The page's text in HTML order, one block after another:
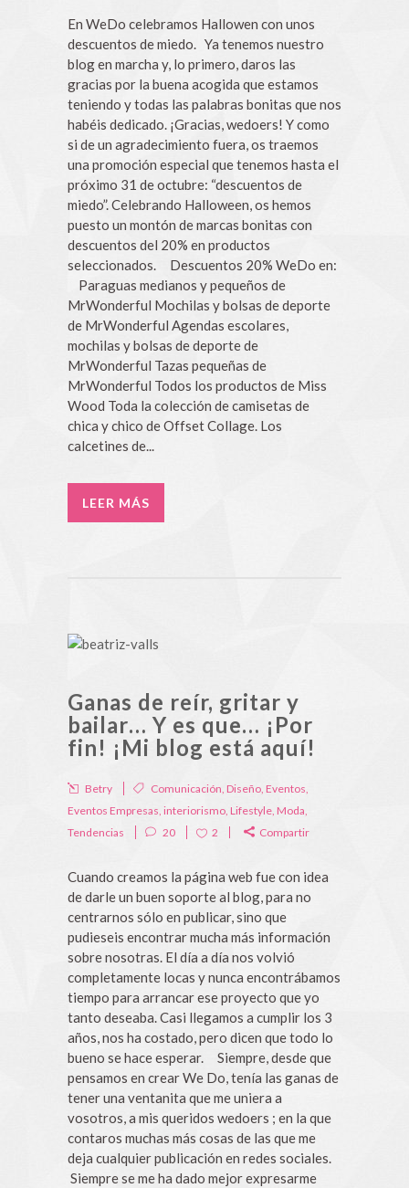
En WeDo celebramos Hallowen con unos
descuentos de miedo. Ya tenemos nuestro
blog en marcha y, lo primero, daros las
gracias por la buena acogida que estamos
teniendo y todas las palabras bonitas que nos
habéis dedicado. ¡Gracias, wedoers! Y como
si de un agradecimiento fuera, os traemos
una promoción especial que tenemos hasta el
próximo 31 de octubre: “descuentos de
miedo”. Celebrando Halloween, os hemos
puesto un montón de marcas bonitas con
descuentos del 20% en productos
seleccionados. Descuentos 20% WeDo en:
Paraguas medianos y pequeños de
MrWonderful Mochilas y bolsas de deporte
de MrWonderful Agendas escolares,
mochilas y bolsas de deporte de
MrWonderful Tazas pequeñas de
MrWonderful Todos los productos de Miss
Wood Toda la colección de camisetas de
chica y chico de Offset Collage. Los
calcetines de...
LEER MÁS
Ganas de reír, gritar y
bailar… Y es que… ¡Por
fin! ¡Mi blog está aquí!
Betry Comunicación, Diseño, Eventos,
Eventos Empresas, interiorismo, Lifestyle, Moda,
Tendencias
20 2 Compartir
Cuando creamos la página web fue con idea
de darle un buen soporte al blog, para no
centrarnos sólo en publicar, sino que
pudieseis encontrar mucha más información
sobre nosotras. El día a día nos volvió
completamente locas y nunca encontrábamos
tiempo para arrancar ese proyecto que yo
tanto deseaba. Casi llegamos a cumplir los 3
años, nos ha costado, pero dicen que todo lo
bueno se hace esperar. Siempre, desde que
pensamos en crear We Do, tenía las ganas de
tener una ventanita que me uniera a
vosotros, a mis queridos wedoers ; en la que
contaros muchas más cosas de las que me
deja cualquier publicación en redes sociales.
Siempre se me ha dado mejor expresarme